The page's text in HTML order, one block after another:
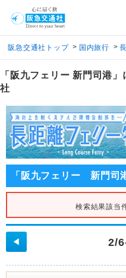
阪急交通社トップ > 国内旅行 >
「阪九フェリー 新門司港
社
「阪九フェリー 新門司
検索結果該当
2/
◀